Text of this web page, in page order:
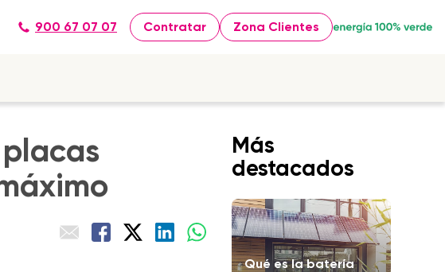
900 67 07 07 Contratar Zona Clientes
Más
destacados
Qué es la batería